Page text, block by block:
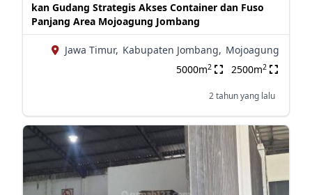
kan Gudang Strategis Akses Container dan Fuso
Panjang Area Mojoagung Jombang
Jawa Timur, Kabupaten Jombang, Mojoagung
5000m2 2500m2
2 tahun yang lalu